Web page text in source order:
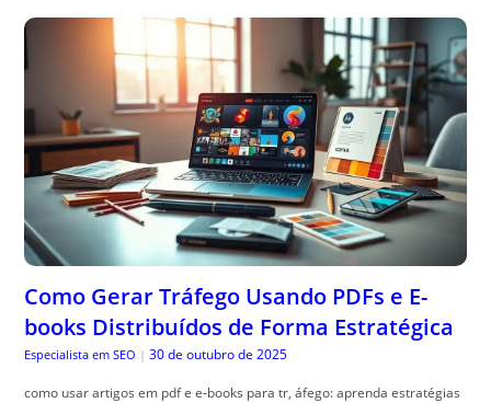
Como Gerar Tráfego Usando PDFs e E-
books Distribuídos de Forma Estratégica
Especialista em SEO | 30 de outubro de 2025
como usar artigos em pdf e e-books para tr, áfego: aprenda estratégias